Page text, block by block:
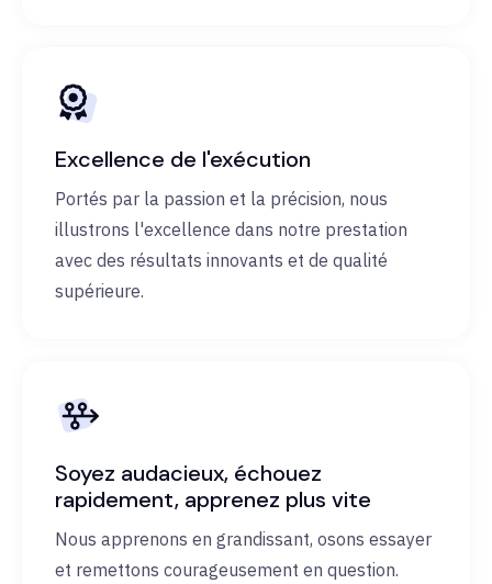
Excellence de l'exécution
Portés par la passion et la précision, nous
illustrons l'excellence dans notre prestation
avec des résultats innovants et de qualité
supérieure.
Soyez audacieux, échouez
rapidement, apprenez plus vite
Nous apprenons en grandissant, osons essayer
et remettons courageusement en question.